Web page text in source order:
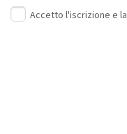
Accetto l'iscrizione e la